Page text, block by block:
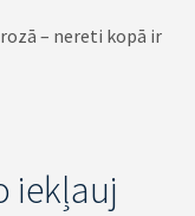
– nereti kopā ir
iekļauj